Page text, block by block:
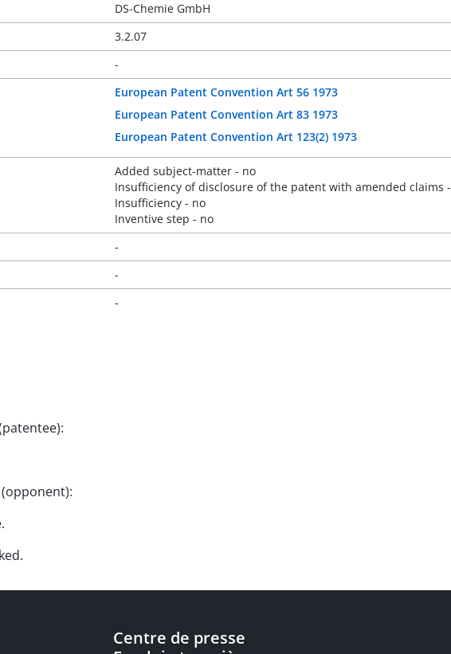
DS-Chemie GmbH
3.2.07
-
European Patent Convention Art 56 1973
European Patent Convention Art 83 1973
European Patent Convention Art 123(2) 1973
Added subject-matter - no
Insufficiency of disclosure of the patent with amended claims
Insufficiency - no
Inventive step - no
-
-
-
Centre de presse